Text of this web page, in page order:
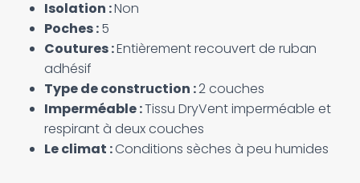
Isolation :Non
Poches :5
Coutures :Entièrement recouvert de ruban
adhésif
Type de construction :2 couches
Imperméable :Tissu DryVent imperméable et
respirant à deux couches
Le climat :Conditions sèches à peu humides